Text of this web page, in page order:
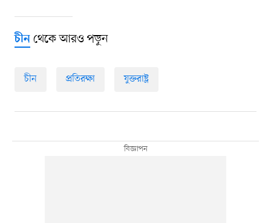
চীনথেকে আরও পড়ুন
চীন প্রতিরক্ষা যুক্তরাষ্ট্র